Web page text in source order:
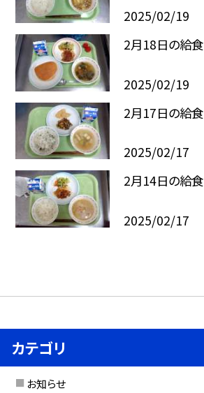
2025/02/19
2月18日の給食
2025/02/19
2月17日の給食
2025/02/17
2月14日の給食
2025/02/17
カテゴリ
お知らせ